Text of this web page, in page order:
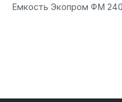
Емкость Экопром ФМ